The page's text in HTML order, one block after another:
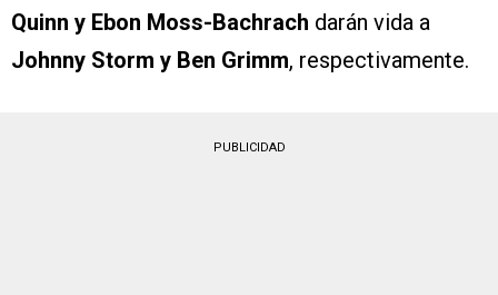
Quinn y Ebon Moss-Bachrach darán vida a
Johnny Storm y Ben Grimm, respectivamente.
PUBLICIDAD